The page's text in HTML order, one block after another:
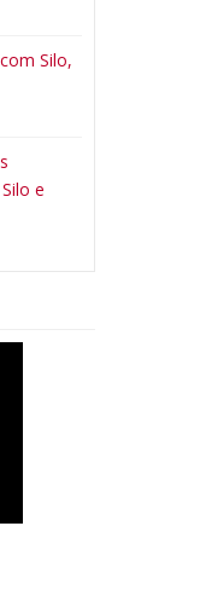
Silo,
e